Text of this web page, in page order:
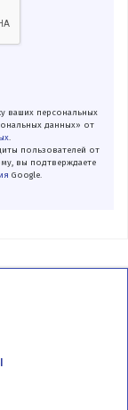
ваших персональных
данных» от
.
пользователей от
вы подтверждаете
Google.